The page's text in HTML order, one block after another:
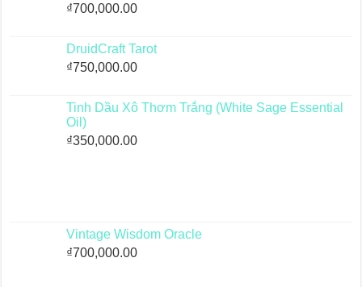
₫700,000.00
DruidCraft Tarot
₫750,000.00
Tinh Dầu Xô Thơm Trắng (White Sage Essential
Oil)
₫350,000.00
Vintage Wisdom Oracle
₫700,000.00